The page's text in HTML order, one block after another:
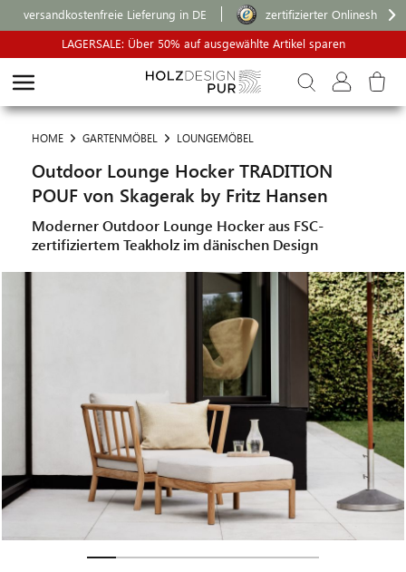
versandkostenfreie Lieferung in DE
zertifizierter Onlineshop
LAGERSALE: Über 50% auf ausgewählte Artikel sparen
HOME GARTENMÖBEL LOUNGEMÖBEL
Outdoor Lounge Hocker TRADITION
POUF von Skagerak by Fritz Hansen
Moderner Outdoor Lounge Hocker aus FSC-
zertifiziertem Teakholz im dänischen Design